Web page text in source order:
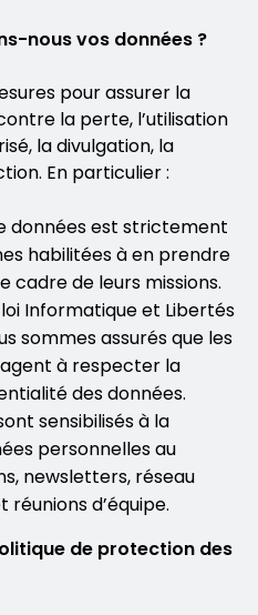
nous vos données ?
pour assurer la
la perte, l’utilisation
la divulgation, la
En particulier :
données est strictement
habilitées à en prendre
cadre de leurs missions.
Informatique et Libertés
sommes assurés que les
à respecter la
des données.
sensibilisés à la
personnelles au
newsletters, réseau
réunions d’équipe.
de protection des